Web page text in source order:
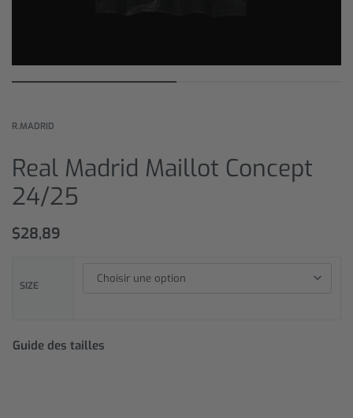
R.MADRID
Real Madrid Maillot Concept
24/25
$28,89
SIZE
Guide des tailles